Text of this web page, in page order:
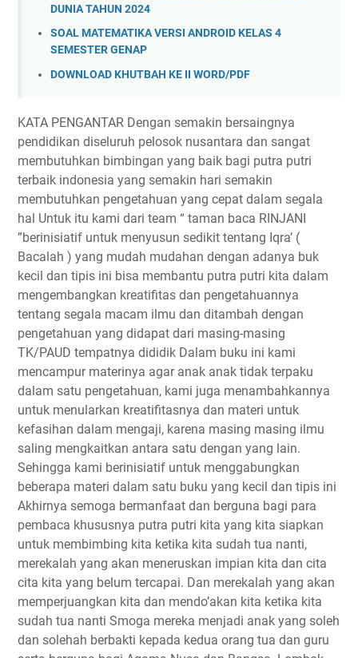
DUNIA TAHUN 2024
SOAL MATEMATIKA VERSI ANDROID KELAS 4
SEMESTER GENAP
DOWNLOAD KHUTBAH KE II WORD/PDF
KATA PENGANTAR Dengan semakin bersaingnya
pendidikan diseluruh pelosok nusantara dan sangat
membutuhkan bimbingan yang baik bagi putra putri
terbaik indonesia yang semakin hari semakin
membutuhkan pengetahuan yang cepat dalam segala
hal Untuk itu kami dari team “ taman baca RINJANI
”berinisiatif untuk menyusun sedikit tentang Iqra’ (
Bacalah ) yang mudah mudahan dengan adanya buk
kecil dan tipis ini bisa membantu putra putri kita dalam
mengembangkan kreatifitas dan pengetahuannya
tentang segala macam ilmu dan ditambah dengan
pengetahuan yang didapat dari masing-masing
TK/PAUD tempatnya dididik Dalam buku ini kami
mencampur materinya agar anak anak tidak terpaku
dalam satu pengetahuan, kami juga menambahkannya
untuk menularkan kreatifitasnya dan materi untuk
kefasihan dalam mengaji, karena masing masing ilmu
saling mengkaitkan antara satu dengan yang lain.
Sehingga kami berinisiatif untuk menggabungkan
beberapa materi dalam satu buku yang kecil dan tipis ini
Akhirnya semoga bermanfaat dan berguna bagi para
pembaca khususnya putra putri kita yang kita siapkan
untuk membimbing kita ketika kita sudah tua nanti,
merekalah yang akan meneruskan impian kita dan cita
cita kita yang belum tercapai. Dan merekalah yang akan
memperjuangkan kita dan mendo’akan kita ketika kita
sudah tua nanti Smoga mereka menjadi anak yang soleh
dan solehah berbakti kepada kedua orang tua dan guru